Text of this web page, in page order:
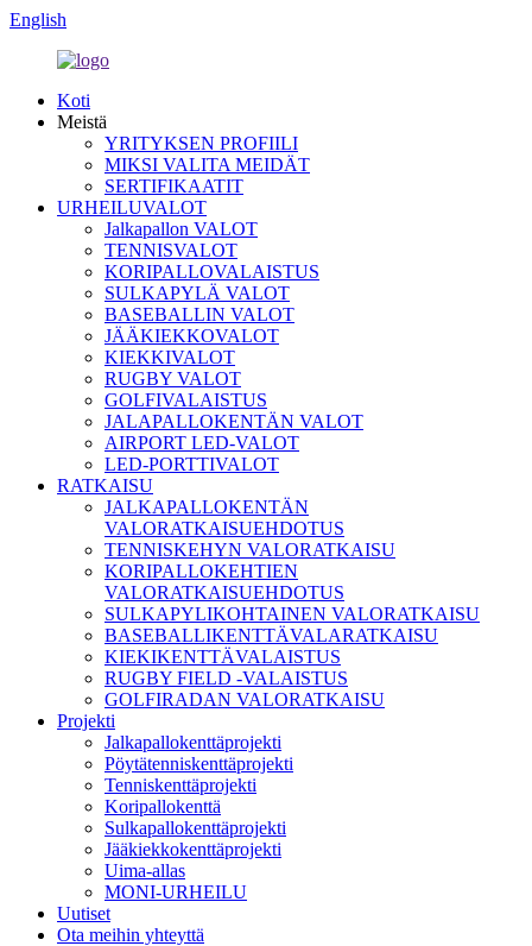
English
Koti
Meistä
YRITYKSEN PROFIILI
MIKSI VALITA MEIDÄT
SERTIFIKAATIT
URHEILUVALOT
Jalkapallon VALOT
TENNISVALOT
KORIPALLOVALAISTUS
SULKAPYLÄ VALOT
BASEBALLIN VALOT
JÄÄKIEKKOVALOT
KIEKKIVALOT
RUGBY VALOT
GOLFIVALAISTUS
JALAPALLOKENTÄN VALOT
AIRPORT LED-VALOT
LED-PORTTIVALOT
RATKAISU
JALKAPALLOKENTÄN
VALORATKAISUEHDOTUS
TENNISKEHYN VALORATKAISU
KORIPALLOKEHTIEN
VALORATKAISUEHDOTUS
SULKAPYLIKOHTAINEN VALORATKAISU
BASEBALLIKENTTÄVALARATKAISU
KIEKIKENTTÄVALAISTUS
RUGBY FIELD -VALAISTUS
GOLFIRADAN VALORATKAISU
Projekti
Jalkapallokenttäprojekti
Pöytätenniskenttäprojekti
Tenniskenttäprojekti
Koripallokenttä
Sulkapallokenttäprojekti
Jääkiekkokenttäprojekti
Uima-allas
MONI-URHEILU
Uutiset
Ota meihin yhteyttä